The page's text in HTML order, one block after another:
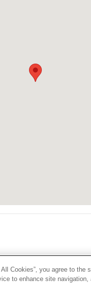
203 203|Zona Privada
Cookies”, you agree to the
to enhance site navigation,